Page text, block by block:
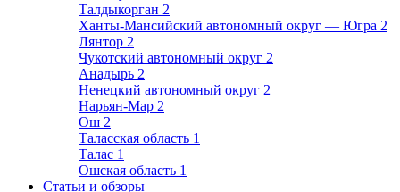
Талдыкорган 2
Ханты-Мансийский автономный округ — Югра 2
Лянтор 2
Чукотский автономный округ 2
Анадырь 2
Ненецкий автономный округ 2
Нарьян-Мар 2
Ош 2
Таласская область 1
Талас 1
Ошская область 1
Статьи и обзоры